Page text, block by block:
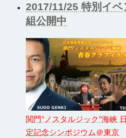
2017/11/25 特別イベ
組公開中
関門"ノスタルジック"海峡
定記念シンポジウム＠東京